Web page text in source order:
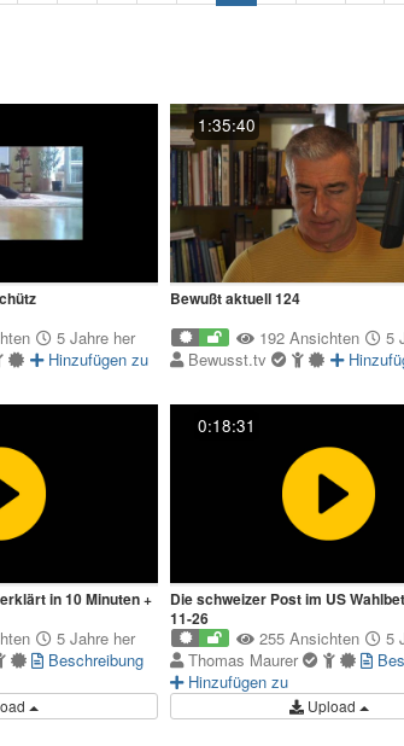
5 Jahre her
Hinzufügen zu
1:35:40
Bewußt aktuell 124
192 Ansichten
5
Bewusst.tv
in 10 Minuten +
5 Jahre her
Beschreibung
0:18:31
Die schweizer Post im US
11-26
255 Ansichten
5
Thomas Maurer
Hinzufügen zu
Upload